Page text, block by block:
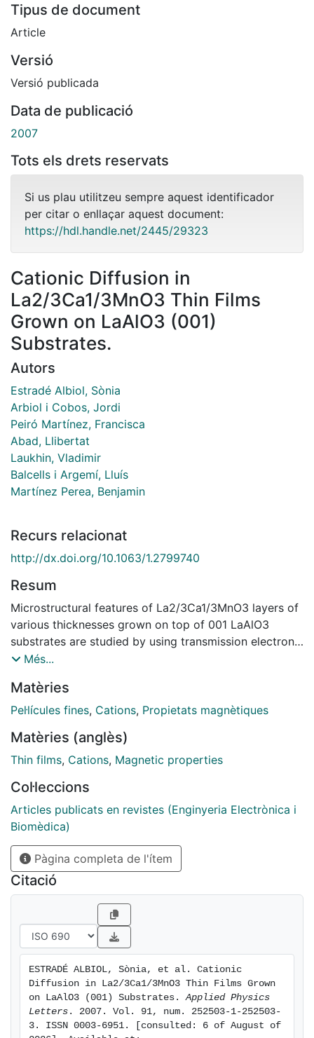
Tipus de document
Article
Versió
Versió publicada
Data de publicació
2007
Tots els drets reservats
Si us plau utilitzeu sempre aquest identificador
per citar o enllaçar aquest document:
https://hdl.handle.net/2445/29323
Cationic Diffusion in
La2/3Ca1/3MnO3 Thin Films
Grown on LaAlO3 (001)
Substrates.
Autors
Estradé Albiol, Sònia
Arbiol i Cobos, Jordi
Peiró Martínez, Francisca
Abad, Llibertat
Laukhin, Vladimir
Balcells i Argemí, Lluís
Martínez Perea, Benjamin
Recurs relacionat
http://dx.doi.org/10.1063/1.2799740
Resum
Microstructural features of La2/3Ca1/3MnO3 layers of
various thicknesses grown on top of 001 LaAlO3
substrates are studied by using transmission electron
microscopy and electron energy loss spectroscopy.
some structural relaxation and mosaicity both when
increasing thickness or after annealing processes. The
atoms toward free surface has been detected, as well
as a Mn oxidation state variation through layer
change and, in turn, to reduced magnetization.
Més...
Matèries
Pel·lícules fines, Cations, Propietats magnètiques
Matèries (anglès)
Thin films, Cations, Magnetic properties
Col·leccions
Articles publicats en revistes (Enginyeria Electrònica i
Biomèdica)
Pàgina completa de l'ítem
Citació
ESTRADÉ ALBIOL, Sònia, et al. Cationic
Diffusion in La2/3Ca1/3MnO3 Thin Films Grown
on LaAlO3 (001) Substrates. Applied Physics
Letters . 2007. Vol. 91, num. 252503-1-252503-
3. ISSN 0003-6951. [consulted: 6 of August of